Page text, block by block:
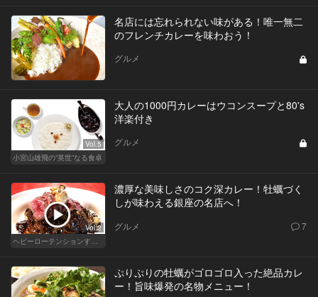
名店には忘れられない味がある！唯一無二
のフレンチカレーを味わおう！
グルメ
Vol.5
小宮山雄飛の“英世”なる食卓
大人の1000円カレーはウコンスープと80's
洋楽付き
グルメ
Vol.2
ヘビーローテンションするカレー
濃厚な美味しさのコク深カレー！牡蠣づく
しが味わえる銀座の名店へ！
グルメ 7
ぷりぷりの牡蠣がゴロゴロ入った絶品カレ
ー！旨味爆発の名物メニュー！